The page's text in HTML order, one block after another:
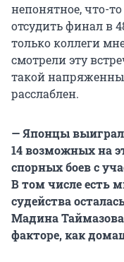
непонятное, что-
отсудить финал в
только коллеги
смотрели эту
такой
расслаблен.
— Японцы
14 возможных на
спорных боев с
В том числе есть
судейства
Мадина
факторе, как